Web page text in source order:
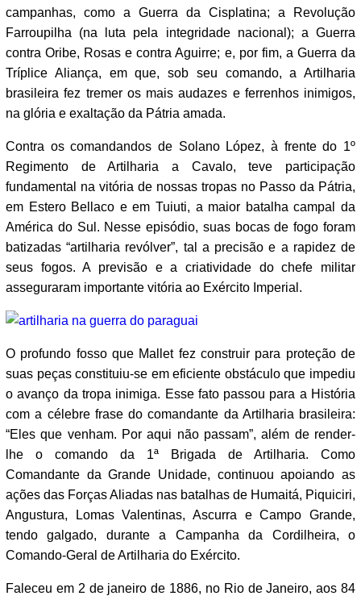
campanhas, como a Guerra da Cisplatina; a Revolução
Farroupilha (na luta pela integridade nacional); a Guerra
contra Oribe, Rosas e contra Aguirre; e, por fim, a Guerra da
Tríplice Aliança, em que, sob seu comando, a Artilharia
brasileira fez tremer os mais audazes e ferrenhos inimigos,
na glória e exaltação da Pátria amada.
Contra os comandandos de Solano López, à frente do 1º
Regimento de Artilharia a Cavalo, teve participação
fundamental na vitória de nossas tropas no Passo da Pátria,
em Estero Bellaco e em Tuiuti, a maior batalha campal da
América do Sul. Nesse episódio, suas bocas de fogo foram
batizadas “artilharia revólver”, tal a precisão e a rapidez de
seus fogos. A previsão e a criatividade do chefe militar
asseguraram importante vitória ao Exército Imperial.
O profundo fosso que Mallet fez construir para proteção de
suas peças constituiu-se em eficiente obstáculo que impediu
o avanço da tropa inimiga. Esse fato passou para a História
com a célebre frase do comandante da Artilharia brasileira:
“Eles que venham. Por aqui não passam”, além de render-
lhe o comando da 1ª Brigada de Artilharia. Como
Comandante da Grande Unidade, continuou apoiando as
ações das Forças Aliadas nas batalhas de Humaitá, Piquiciri,
Angustura, Lomas Valentinas, Ascurra e Campo Grande,
tendo galgado, durante a Campanha da Cordilheira, o
Comando-Geral de Artilharia do Exército.
Faleceu em 2 de janeiro de 1886, no Rio de Janeiro, aos 84